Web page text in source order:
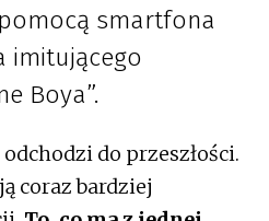
smartfona
imitującego
Boya”.
do przeszłości.
coraz bardziej